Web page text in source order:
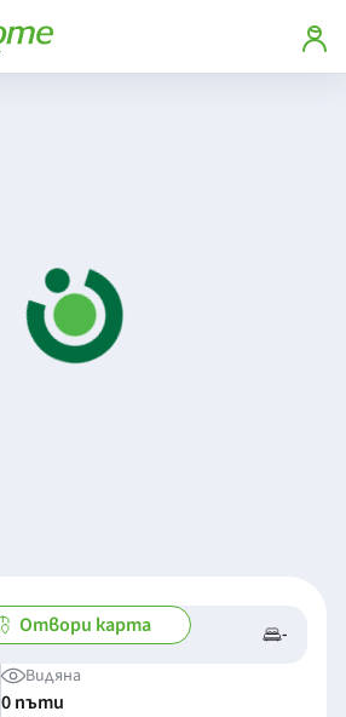
-/- -
Отвори карта
Видяна
0 пъти